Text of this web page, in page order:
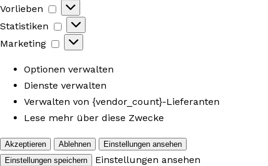
Vorlieben
Vorlieben
Statistiken
Statistiken
Marketing
Marketing
Optionen verwalten
Dienste verwalten
Verwalten von {vendor_count}-Lieferanten
Lese mehr über diese Zwecke
Akzeptieren Ablehnen
Einstellungen ansehen
Einstellungen speichern
Einstellungen ansehen